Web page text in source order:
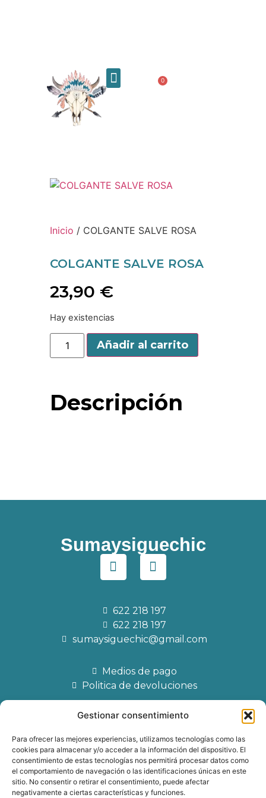
Gestionar consentimiento
Para ofrecer las mejores experiencias, utilizamos tecnologías como las
cookies para almacenar y/o acceder a la información del dispositivo. El
consentimiento de estas tecnologías nos permitirá procesar datos como
el comportamiento de navegación o las identificaciones únicas en este
sitio. No consentir o retirar el consentimiento, puede afectar
negativamente a ciertas características y funciones.
€0
Inicio / COLGANTE SALVE ROSA
COLGANTE SALVE ROSA
23,90 €
Hay existencias
Añadir al carrito
Descripción
Sumaysiguechic
622 218 197
622 218 197
sumaysiguechic@gmail.com
Medios de pago
Politica de devoluciones
AVISO LEGAL
POLITICA DE PRIVACIDAD